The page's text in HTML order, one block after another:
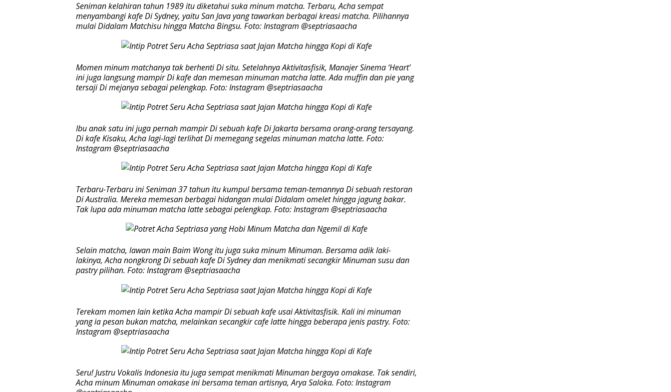
Seniman kelahiran tahun 1989 itu diketahui suka minum matcha. Terbaru, Acha sempat
menyambangi kafe Di Sydney, yaitu San Java yang tawarkan berbagai kreasi matcha. Pilihannya
mulai Didalam Matchisu hingga Matcha Bingsu. Foto: Instagram @septriasaacha
Momen minum matchanya tak berhenti Di situ. Setelahnya Aktivitasfisik, Manajer Sinema ‘Heart’
ini juga langsung mampir Di kafe dan memesan minuman matcha latte. Ada muffin dan pie yang
tersaji Di mejanya sebagai pelengkap. Foto: Instagram @septriasaacha
Ibu anak satu ini juga pernah mampir Di sebuah kafe Di Jakarta bersama orang-orang tersayang.
Di kafe Kisaku, Acha lagi-lagi terlihat Di memegang segelas minuman matcha latte. Foto:
Instagram @septriasaacha
Terbaru-Terbaru ini Seniman 37 tahun itu kumpul bersama teman-temannya Di sebuah restoran
Di Australia. Mereka memesan berbagai hidangan mulai Didalam omelet hingga jagung bakar.
Tak lupa ada minuman matcha latte sebagai pelengkap. Foto: Instagram @septriasaacha
Selain matcha, lawan main Baim Wong itu juga suka minum Minuman. Bersama adik laki-
lakinya, Acha nongkrong Di sebuah kafe Di Sydney dan menikmati secangkir Minuman susu dan
pastry pilihan. Foto: Instagram @septriasaacha
Terekam momen lain ketika Acha mampir Di sebuah kafe usai Aktivitasfisik. Kali ini minuman
yang ia pesan bukan matcha, melainkan secangkir cafe latte hingga beberapa jenis pastry. Foto:
Instagram @septriasaacha
Seru! Justru Vokalis Indonesia itu juga sempat menikmati Minuman bergaya omakase. Tak sendiri,
Acha minum Minuman omakase ini bersama teman artisnya, Arya Saloka. Foto: Instagram